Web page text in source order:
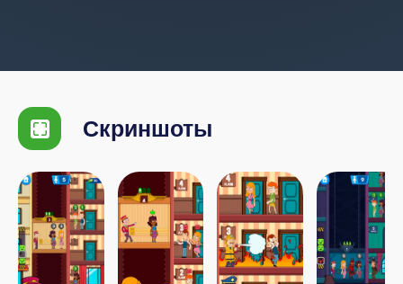
Скриншоты